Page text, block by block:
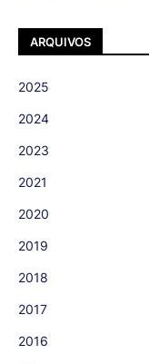
ARQUIVOS
2025
2024
2023
2021
2020
2019
2018
2017
2016